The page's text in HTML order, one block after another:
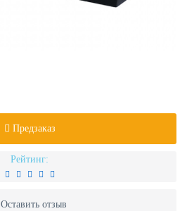
Предзаказ
Рейтинг:
Оставить отзыв